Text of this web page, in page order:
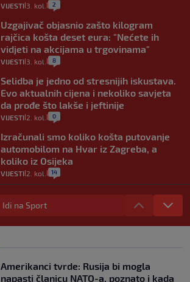
VIJESTI 3. kol. 2
Uzgajivač objasnio zašto kilogram
rajčica košta deset eura: "Nećete ih
vidjeti na akcijama u trgovinama"
VIJESTI 3. kol. 8
Selidba je jedno od stresnijih iskustava.
Evo aktualnih cijena i nekoliko savjeta
da prođe što lakše i jeftinije
VIJESTI 2. kol. 0
Izračunali smo koliko košta putovanje
automobilom na Hvar iz Zagreba, a
koliko iz Osijeka
VIJESTI 2. kol. 14
"Kći je otišla na more, a zaboravila
zdravstvenu iskaznicu". Kakva su prava
pacijenata izvan mjesta prebivališta?
1
Plenković na 15 dana ukine mjere: "Ne bi
se dogodilo ništa. Vlada se zaljubila u te
Idi na Sport
Amerikanci tvrde: Rusija bi mogla
napasti članicu NATO-a, poznato i kada